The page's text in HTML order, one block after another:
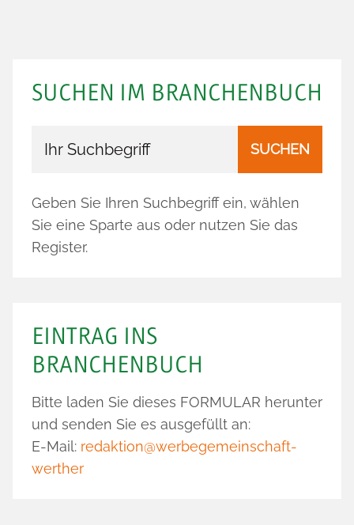
SUCHEN IM BRANCHENBUCH
SUCHEN
Geben Sie Ihren Suchbegriff ein, wählen
Sie eine Sparte aus oder nutzen Sie das
Register.
EINTRAG INS
BRANCHENBUCH
Bitte laden Sie dieses FORMULAR herunter
und senden Sie es ausgefüllt an:
E-Mail: redaktion@werbegemeinschaft-
werther